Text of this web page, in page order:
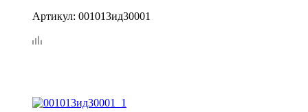
Артикул: 001013ид30001